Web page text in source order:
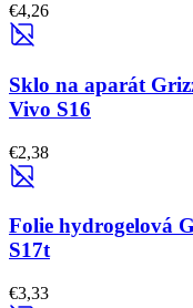
€4,26
Sklo na aparát
Vivo S16
€2,38
Folie hydrogelová
S17t
€3,33